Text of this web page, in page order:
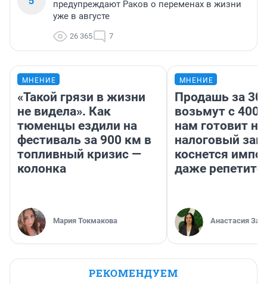
предупреждают Раков о переменах в жизни
уже в августе
26 365 7
МНЕНИЕ
«Такой грязи в жизни
не видела». Как
тюменцы ездили на
фестиваль за 900 км в
топливный кризис —
колонка
Мария Токмакова
МНЕНИЕ
Продашь за
возьмут с
нам готовит
налоговый
коснется
даже
Анастасия
РЕКОМЕНДУЕМ